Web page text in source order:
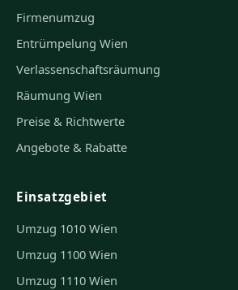
Firmenumzug
Entrümpelung Wien
Verlassenschaftsräumung
Räumung Wien
Preise & Richtwerte
Angebote & Rabatte
Einsatzgebiet
Umzug 1010 Wien
Umzug 1100 Wien
Umzug 1110 Wien